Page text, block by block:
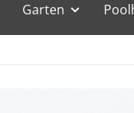
Garten